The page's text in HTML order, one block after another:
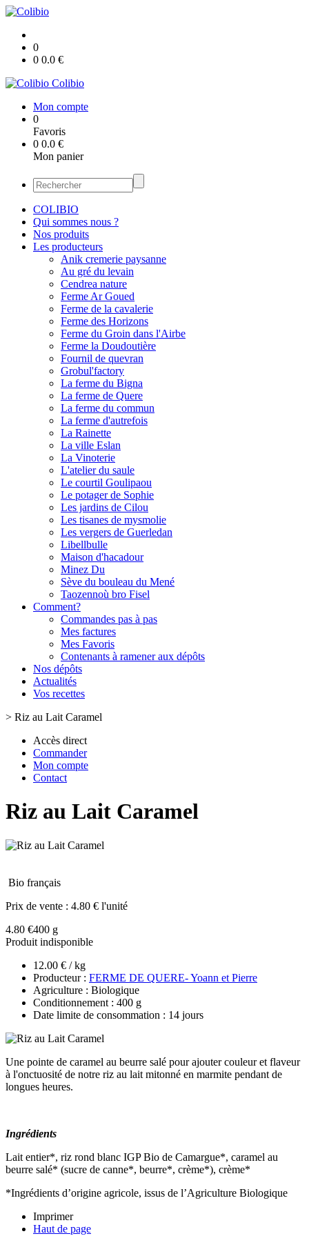
0
0 0.0 €
Colibio
Mon compte
0
Favoris
0 0.0 €
Mon panier
COLIBIO
Qui sommes nous ?
Nos produits
Les producteurs
Anik cremerie paysanne
Au gré du levain
Cendrea nature
Ferme Ar Goued
Ferme de la cavalerie
Ferme des Horizons
Ferme du Groin dans l'Airbe
Ferme la Doudoutière
Fournil de quevran
Grobul'factory
La ferme du Bigna
La ferme de Quere
La ferme du commun
La ferme d'autrefois
La Rainette
La ville Eslan
La Vinoterie
L'atelier du saule
Le courtil Goulipaou
Le potager de Sophie
Les jardins de Cilou
Les tisanes de mysmolie
Les vergers de Guerledan
Libellbulle
Maison d'hacadour
Minez Du
Sève du bouleau du Mené
Taozennoù bro Fisel
Comment?
Commandes pas à pas
Mes factures
Mes Favoris
Contenants à ramener aux dépôts
Nos dépôts
Actualités
Vos recettes
> Riz au Lait Caramel
Accès direct
Commander
Mon compte
Contact
Riz au Lait Caramel
Bio français
Prix de vente : 4.80 € l'unité
4.80 €400 g
Produit indisponible
12.00 € / kg
Producteur : FERME DE QUERE- Yoann et Pierre
Agriculture : Biologique
Conditionnement : 400 g
Date limite de consommation : 14 jours
Une pointe de caramel au beurre salé pour ajouter couleur et flaveur
à l'onctuosité de notre riz au lait mitonné en marmite pendant de
longues heures.
Ingrédients
Lait entier*, riz rond blanc IGP Bio de Camargue*, caramel au
beurre salé* (sucre de canne*, beurre*, crème*), crème*
*Ingrédients d’origine agricole, issus de l’Agriculture Biologique
Imprimer
Haut de page